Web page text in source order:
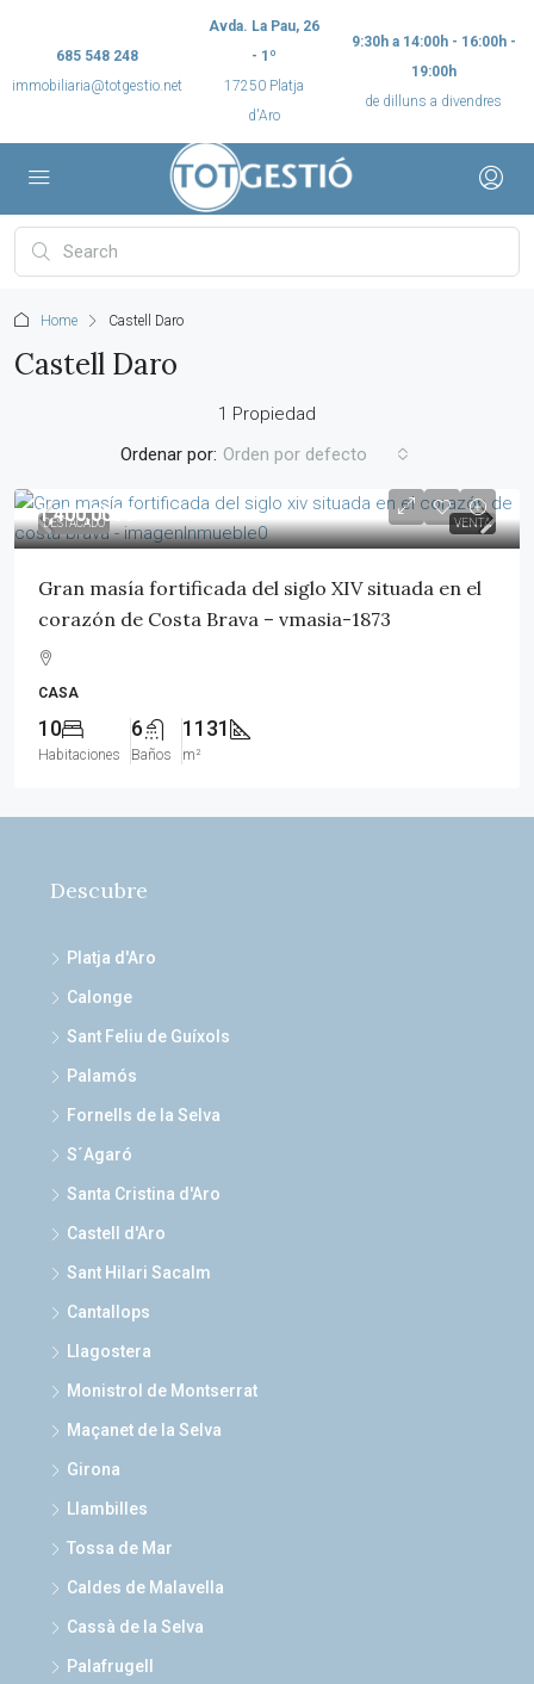
685 548 248
immobiliaria@totgestio.net
Avda. La Pau, 26
- 1º
17250 Platja
d'Aro
9:30h a 14:00h - 16:00h -
19:00h
de dilluns a divendres
Home Castell Daro
Castell Daro
1 Propiedad
Ordenar por: Orden por defecto
DESTACADO VENTA
1,400,000€
Gran masía fortificada del siglo XIV situada en el
corazón de Costa Brava – vmasia-1873
CASA
10
Habitaciones
6
Baños
1131
m²
Descubre
Platja d'Aro
Calonge
Sant Feliu de Guíxols
Palamós
Fornells de la Selva
S´Agaró
Santa Cristina d'Aro
Castell d'Aro
Sant Hilari Sacalm
Cantallops
Llagostera
Monistrol de Montserrat
Maçanet de la Selva
Girona
Llambilles
Tossa de Mar
Caldes de Malavella
Cassà de la Selva
Palafrugell